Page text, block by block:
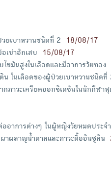
ยเบาหวานชนิดที่ 2
18/08/17
เข่าอักเสบ
15/08/17
ขมันสูงในเลือดและมีอาการวัยทอง
น ในเลือดของผู้ป่วยเบาหวานชนิดที่
กภาวะเครียดออกซิเดชันในนักกีฬา
อาการต่างๆ ในผู้หญิงวัยหมดประจ
าผลาญน้ำตาลและภาวะดื้ออินซูลิน